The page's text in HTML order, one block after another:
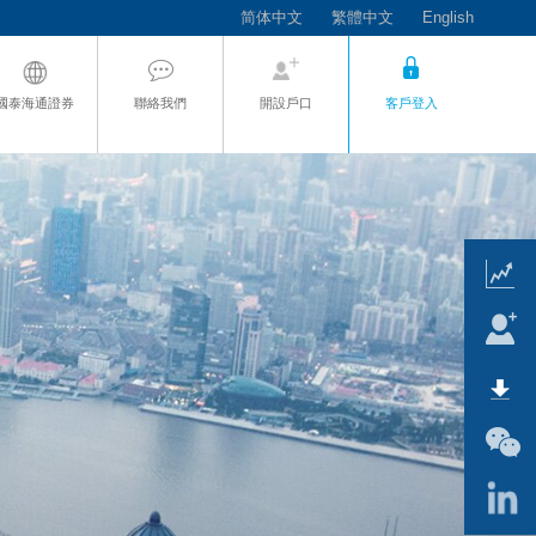
简体中文 繁體中文 English
泰海通證券 聯絡我們 開設戶口 客戶登入